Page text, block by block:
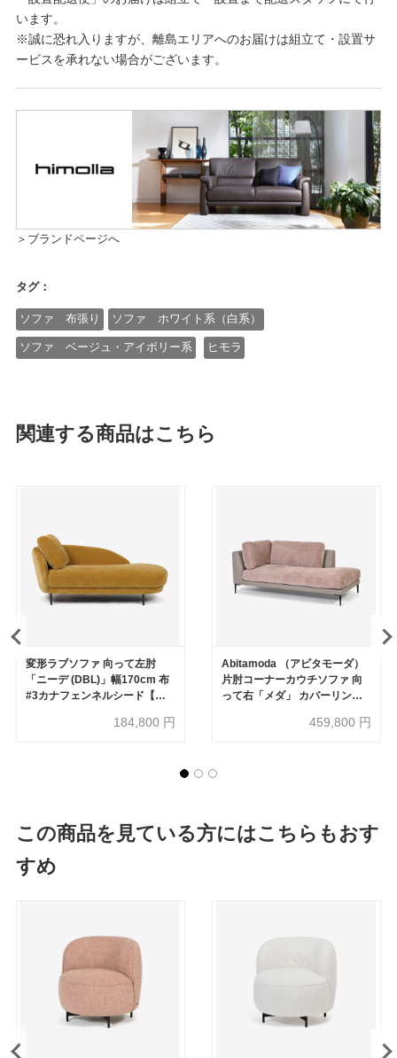
います。
※誠に恐れ入りますが、離島エリアへのお届けは組立て・設置サ
ービスを承れない場合がございます。
＞ブランドページへ
タグ：
ソファ 布張り ソファ ホワイト系（白系）
ソファ ベージュ・アイボリー系 ヒモラ
関連する商品はこちら
変形ラブソファ 向って左肘
「ニーデ (DBL)」幅170cm 布
#3カナフェンネルシード【受
184,800 円
Abitamoda （アビタモーダ）
片肘コーナーカウチソファ 向
って右「メダ」 カバーリング
L133) 金属脚全2色【受注生産
459,800 円
この商品を見ている方にはこちらもおす
すめ